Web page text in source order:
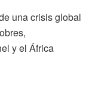
una crisis global
y el África